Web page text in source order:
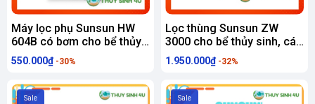
Máy lọc phụ Sunsun HW
604B có bơm cho bể thủy
sinh
550.000₫ -30%
Lọc thùng Sunsun ZW
3000 cho bể thủy sinh, cá
cảnh
1.950.000₫ -32%
Sale Sale